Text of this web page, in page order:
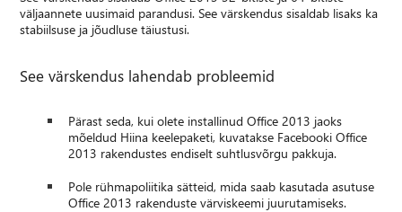
väljaannete uusimaid parandusi. See värskendus sisaldab lisaks ka
stabiilsuse ja jõudluse täiustusi.
See värskendus lahendab probleemid
Pärast seda, kui olete installinud Office 2013 jaoks
mõeldud Hiina keelepaketi, kuvatakse Facebooki Office
2013 rakendustes endiselt suhtlusvõrgu pakkuja.
Pole rühmapoliitika sätteid, mida saab kasutada asutuse
Office 2013 rakenduste värviskeemi juurutamiseks.